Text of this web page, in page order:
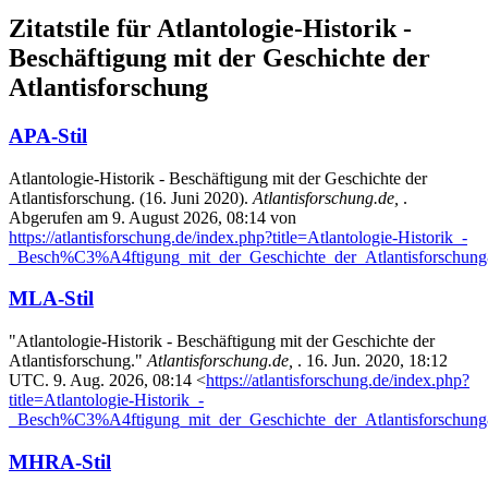
Zitatstile für Atlantologie-Historik -
Beschäftigung mit der Geschichte der
Atlantisforschung
APA-Stil
Atlantologie-Historik - Beschäftigung mit der Geschichte der
Atlantisforschung. (16. Juni 2020). Atlantisforschung.de, .
Abgerufen am 9. August 2026, 08:14 von
https://atlantisforschung.de/index.php?title=Atlantologie-Historik_-
MLA-Stil
"Atlantologie-Historik - Beschäftigung mit der Geschichte der
Atlantisforschung." Atlantisforschung.de, . 16. Jun. 2020, 18:12
UTC. 9. Aug. 2026, 08:14 <https://atlantisforschung.de/index.php?
title=Atlantologie-Historik_-
MHRA-Stil